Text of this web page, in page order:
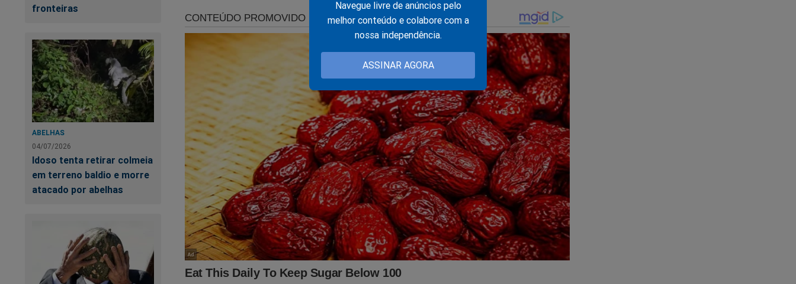
Navegue livre de anúncios pelo
melhor conteúdo e colabore com a
nossa independência.
ASSINAR AGORA
fronteiras
ABELHAS
04/07/2026
Idoso tenta retirar colmeia
em terreno baldio e morre
atacado por abelhas
Já garantiu a sua camiseta, bandeira e faixa?
Tudo isso e muito mais você encontra no Shopping Conservador...
A maior loja patriota do Brasil!!
Clique no link abaixo:
https://www.shoppingconservador.com.br/
O Brasil precisa de você!
Caso queira, doe qualquer valor ao Jornal da Cidade Online pelo PIX (chave:
pix@jornaldacidadeonline.com.br ou 16.434.831/0001-01).